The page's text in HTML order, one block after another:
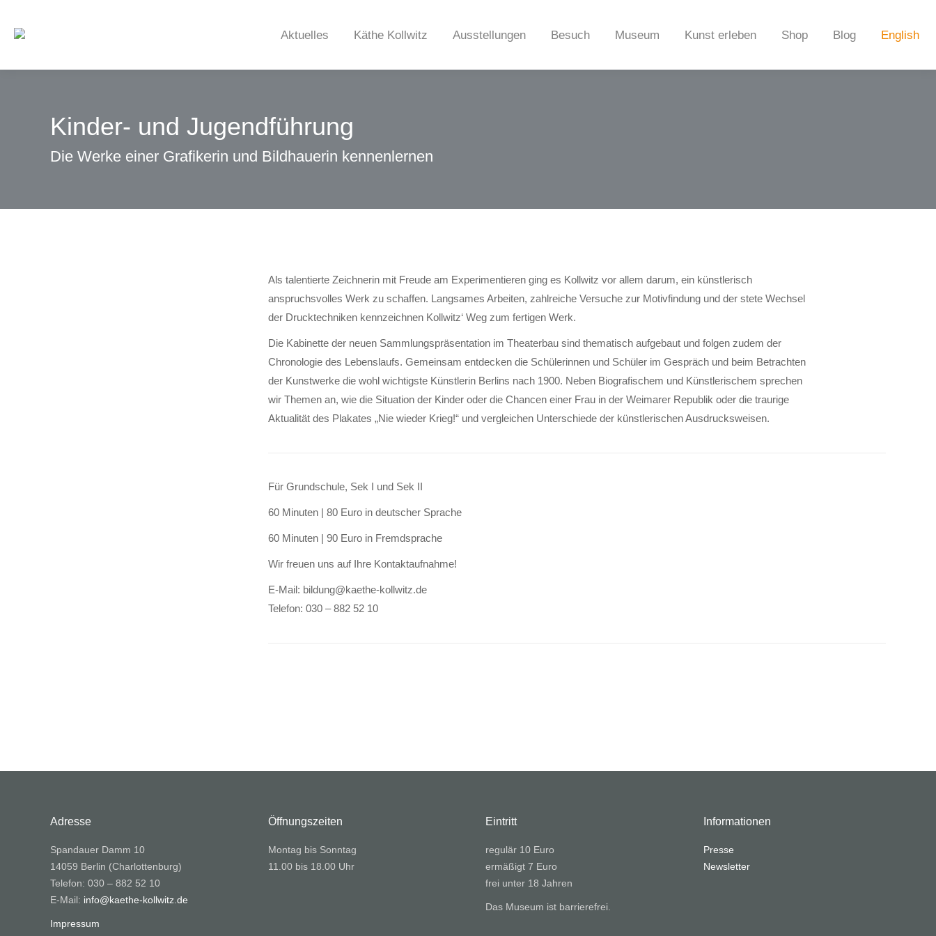
Aktuelles Käthe Kollwitz Ausstellungen Besuch Museum Kunst erleben Shop Blog English
Kinder- und Jugendführung
Die Werke einer Grafikerin und Bildhauerin kennenlernen
Als talentierte Zeichnerin mit Freude am Experimentieren ging es Kollwitz vor allem darum, ein künstlerisch
anspruchsvolles Werk zu schaffen. Langsames Arbeiten, zahlreiche Versuche zur Motivfindung und der stete Wechsel
der Drucktechniken kennzeichnen Kollwitz‘ Weg zum fertigen Werk.
Die Kabinette der neuen Sammlungspräsentation im Theaterbau sind thematisch aufgebaut und folgen zudem der
Chronologie des Lebenslaufs. Gemeinsam entdecken die Schülerinnen und Schüler im Gespräch und beim Betrachten
der Kunstwerke die wohl wichtigste Künstlerin Berlins nach 1900. Neben Biografischem und Künstlerischem sprechen
wir Themen an, wie die Situation der Kinder oder die Chancen einer Frau in der Weimarer Republik oder die traurige
Aktualität des Plakates „Nie wieder Krieg!“ und vergleichen Unterschiede der künstlerischen Ausdrucksweisen.
Für Grundschule, Sek I und Sek II
60 Minuten | 80 Euro in deutscher Sprache
60 Minuten | 90 Euro in Fremdsprache
Wir freuen uns auf Ihre Kontaktaufnahme!
E-Mail: bildung@kaethe-kollwitz.de
Telefon: 030 – 882 52 10
Adresse
Spandauer Damm 10
14059 Berlin (Charlottenburg)
Telefon: 030 – 882 52 10
E-Mail: info@kaethe-kollwitz.de
Impressum
Öffnungszeiten
Montag bis Sonntag
11.00 bis 18.00 Uhr
Eintritt
regulär 10 Euro
ermäßigt 7 Euro
frei unter 18 Jahren
Das Museum ist barrierefrei.
Informationen
Presse
Newsletter